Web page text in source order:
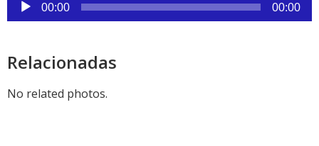
audio
00:00 00:00
Relacionadas
No related photos.